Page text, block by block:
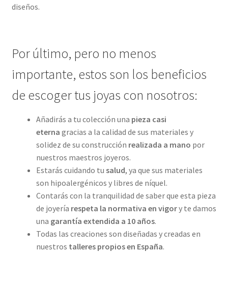
diseños.
Por último, pero no menos
importante, estos son los beneficios
de escoger tus joyas con nosotros:
Añadirás a tu colección una pieza casi
eterna gracias a la calidad de sus materiales y
solidez de su construcción realizada a mano por
nuestros maestros joyeros.
Estarás cuidando tu salud, ya que sus materiales
son hipoalergénicos y libres de níquel.
Contarás con la tranquilidad de saber que esta pieza
de joyería respeta la normativa en vigory te damos
una garantía extendida a 10 años.
Todas las creaciones son diseñadas y creadas en
nuestros talleres propiosen España.